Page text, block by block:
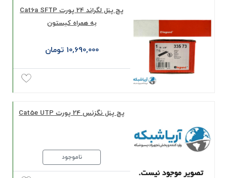
پچ پنل لگراند 24 پورت Cat6a SFTP
به همراه کیستون
10,690,000 تومان
پچ پنل نگزنس 24 پورت Cat5e UTP
ناموجود